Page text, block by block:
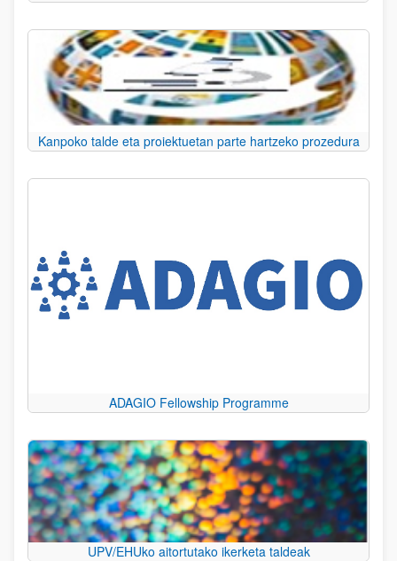
Kanpoko talde eta proiektuetan parte hartzeko prozedura
ADAGIO Fellowship Programme
UPV/EHUko aitortutako ikerketa taldeak